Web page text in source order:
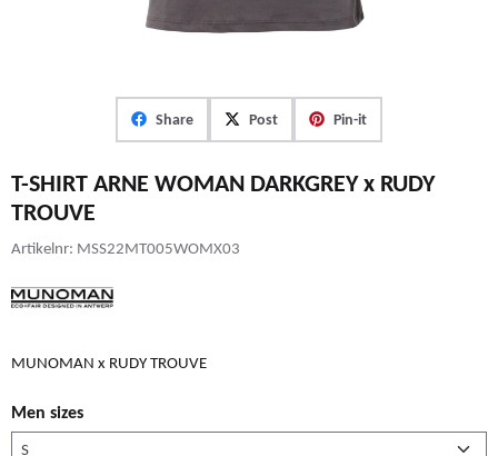
Share Post Pin-it
T-SHIRT ARNE WOMAN DARKGREY x RUDY
TROUVE
Artikelnr: MSS22MT005WOMX03
MUNOMAN x RUDY TROUVE
Men sizes